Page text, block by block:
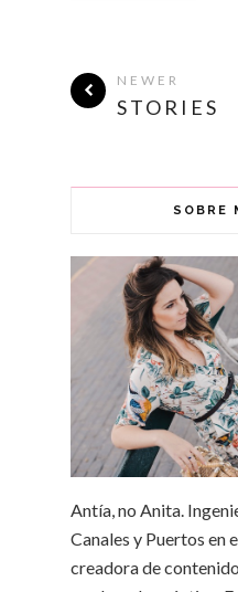
NEWER
STORIES
SOBRE
Antía, no Anita.
Canales y Puertos en
creadora de